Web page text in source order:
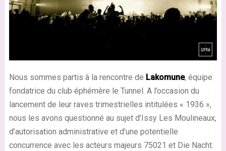
Nous sommes partis à la rencontre de Lakomune, équipe
fondatrice du club éphémère le Tunnel. A l’occasion du
lancement de leur raves trimestrielles intitulées « 1936 »,
nous les avons questionné au sujet d’Issy Les Moulineaux,
d’autorisation administrative et d’une potentielle
concurrence avec les acteurs majeurs 75021 et Die Nacht.